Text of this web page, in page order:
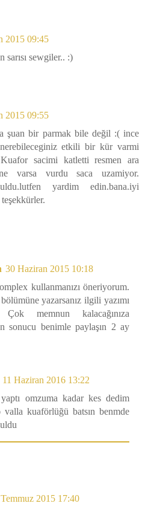
2015 09:45
sarısı sewgiler.. :)
2015 09:55
şuan bir parmak bile değil :( ince
etkili bir kür varmi
sacimi katletti resmen ara
varsa vurdu saca uzamiyor.
yardim edin.bana.iyi
30 Haziran 2015 10:18
kullanmanızı öneriyorum.
yazarsanız ilgili yazımı
Çok memnun kalacağınıza
sonucu benimle paylaşın 2 ay
11 Haziran 2016 13:22
yaptı omzuma kadar kes dedim
valla kuaförlüğü batsın benmde
2015 17:40